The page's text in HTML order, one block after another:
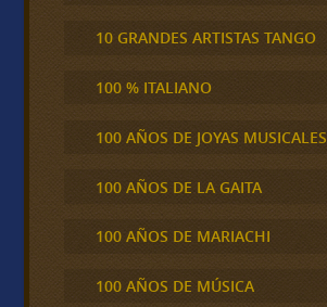
10 GRANDES ARTISTAS TANGO
100 % ITALIANO
100 AÑOS DE JOYAS MUSICALES
100 AÑOS DE LA GAITA
100 AÑOS DE MARIACHI
100 AÑOS DE MÚSICA